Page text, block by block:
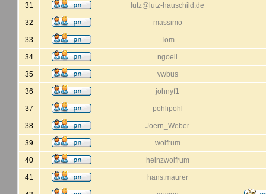
31 lutz@lutz-hauschild.de
32 massimo
33 Tom
34 ngoell
35 vwbus
36 johnyf1
37 pohlipohl
38 Joern_Weber
39 wolfrum
40 heinzwolfrum
41 hans.maurer